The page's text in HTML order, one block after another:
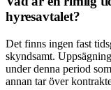
hyresavtalet?
Det finns ingen fast
skyndsamt.
under denna period
annan tar över